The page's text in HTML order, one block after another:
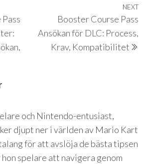
NEXT
Booster Course Pass
Ansökan för DLC: Process,
Krav, Kompatibilitet
och Nintendo-entusiast,
djupt ner i världen av Mario Kart
för att avslöja de bästa tipsen
spelare att navigera genom